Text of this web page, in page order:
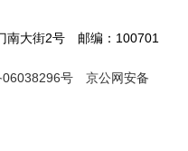
南大街2号 邮编：100701
06038296号
京公网安备